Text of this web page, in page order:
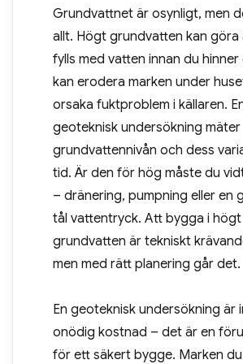
Grundvattnet är osynligt, men
allt. Högt grundvatten kan
fylls med vatten innan du
kan erodera marken under
orsaka fuktproblem i källaren.
geoteknisk undersökning mäter
grundvattennivån och dess
tid. Är den för hög måste du
– dränering, pumpning eller en
tål vattentryck. Att bygga i högt
grundvatten är tekniskt
men med rätt planering går det.
En geoteknisk undersökning är
onödig kostnad – det är en
för ett säkert bygge. Marken